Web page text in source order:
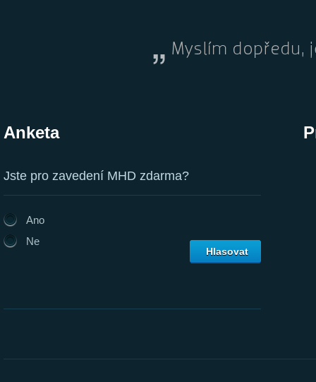
Anketa
Jste pro zavedení MHD zdarma?
Ano
Ne